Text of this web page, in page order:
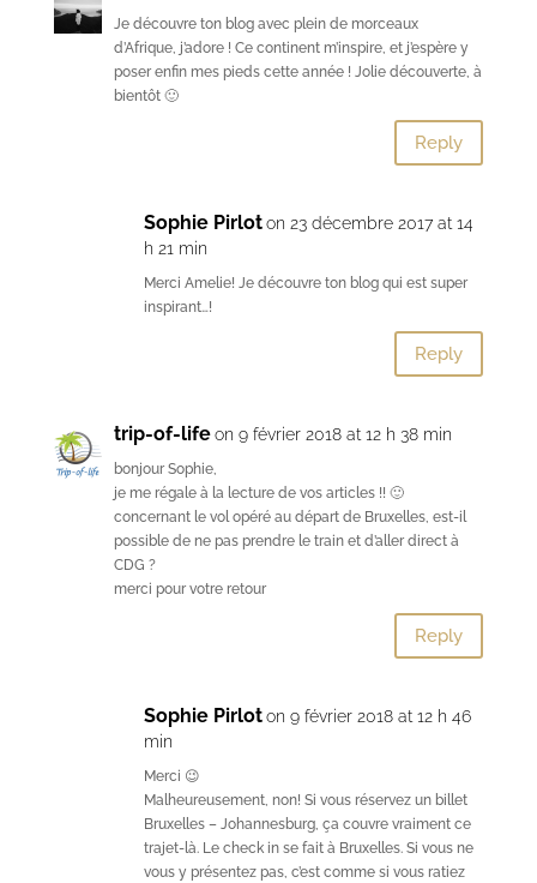
Je découvre ton blog avec plein de morceaux
d’Afrique, j’adore ! Ce continent m’inspire, et j’espère y
poser enfin mes pieds cette année ! Jolie découverte, à
bientôt 🙂
Reply
Sophie Pirlot on 23 décembre 2017 at 14
h 21 min
Merci Amelie! Je découvre ton blog qui est super
inspirant…!
Reply
trip-of-life on 9 février 2018 at 12 h 38 min
bonjour Sophie,
je me régale à la lecture de vos articles !! 🙂
concernant le vol opéré au départ de Bruxelles, est-il
possible de ne pas prendre le train et d’aller direct à
CDG ?
merci pour votre retour
Reply
Sophie Pirlot on 9 février 2018 at 12 h 46
min
Merci 😉
Malheureusement, non! Si vous réservez un billet
Bruxelles – Johannesburg, ça couvre vraiment ce
trajet-là. Le check in se fait à Bruxelles. Si vous ne
vous y présentez pas, c’est comme si vous ratiez